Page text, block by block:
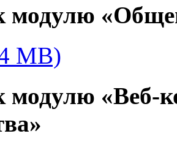
MB)
«Веб-